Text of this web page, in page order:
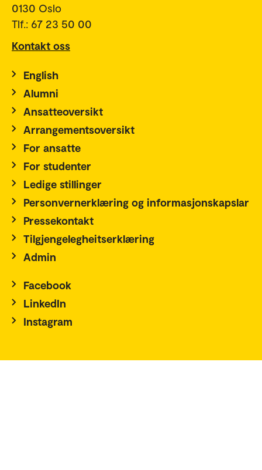
0130 Oslo
Tlf.: 67 23 50 00
Kontakt oss
English
Alumni
Ansatteoversikt
Arrangementsoversikt
For ansatte
For studenter
Ledige stillinger
Personvernerklæring og informasjonskapslar
Pressekontakt
Tilgjengelegheitserklæring
Admin
Facebook
LinkedIn
Instagram